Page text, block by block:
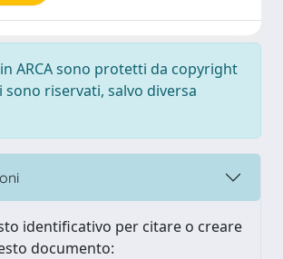
ARCA sono protetti da copyright
riservati, salvo diversa
identificativo per citare o creare
documento: